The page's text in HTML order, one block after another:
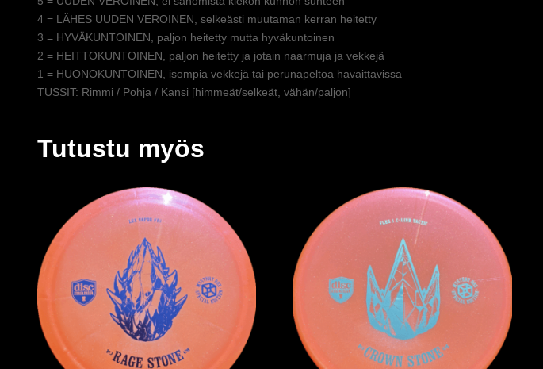
4 = LÄHES UUDEN VEROINEN, selkeästi muutaman kerran heitetty
3 = HYVÄKUNTOINEN, paljon heitetty mutta hyväkuntoinen
2 = HEITTOKUNTOINEN, paljon heitetty ja jotain naarmuja ja vekkejä
1 = HUONOKUNTOINEN, isompia vekkejä tai perunapeltoa havaittavissa
TUSSIT: Rimmi / Pohja / Kansi [himmeät/selkeät, vähän/paljon]
Tutustu myös